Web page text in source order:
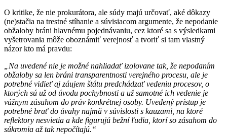
O kritike, že nie prokurátora, ale súdy majú určovať, aké dôkazy
(ne)stačia na trestné stíhanie a súvisiacom argumente, že nepodanie
obžaloby bráni hlavnému pojednávaniu, cez ktoré sa s výsledkami
vyšetrovania môže oboznámiť verejnosť a tvoriť si tam vlastný
názor kto má pravdu:
„Na uvedené nie je možné nahliadať izolovane tak, že nepodaním
obžaloby sa len bráni transparentnosti verejného procesu, ale je
potrebné vidieť aj záujem štátu predchádzať vedeniu procesov, o
ktorých sú už od úvodu pochybnosti a už samotné ich vedenie je
vážnym zásahom do práv konkrétnej osoby. Uvedený prístup je
potrebné brať do úvahy najmä v súvislosti s kauzami, na ktoré
reflektory nesvietia a kde figurujú bežní ľudia, ktorí so zásahom do
súkromia až tak nepočítajú.“